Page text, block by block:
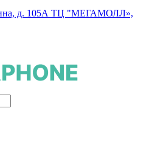
д. 105А ТЦ "МЕГАМОЛЛ»,